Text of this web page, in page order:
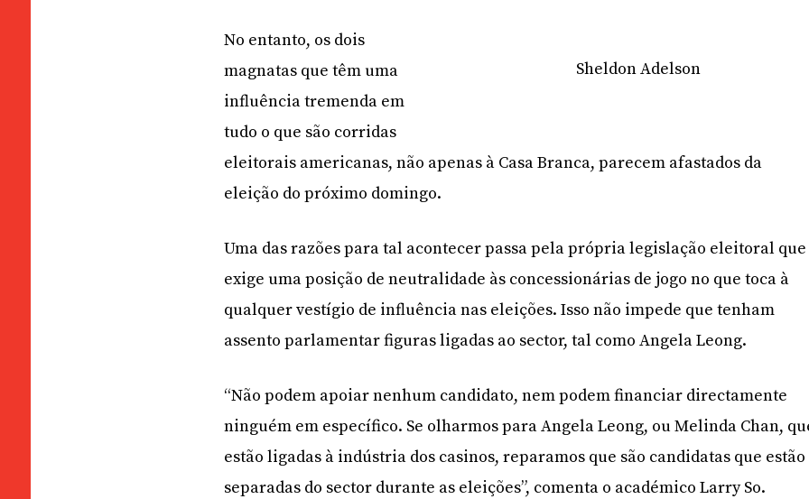
Sheldon Adelson
No entanto, os dois
magnatas que têm uma
influência tremenda em
tudo o que são corridas
eleitorais americanas, não apenas à Casa Branca, parecem afastados da
eleição do próximo domingo.
Uma das razões para tal acontecer passa pela própria legislação eleitoral que
exige uma posição de neutralidade às concessionárias de jogo no que toca à
qualquer vestígio de influência nas eleições. Isso não impede que tenham
assento parlamentar figuras ligadas ao sector, tal como Angela Leong.
“Não podem apoiar nenhum candidato, nem podem financiar directamente
ninguém em específico. Se olharmos para Angela Leong, ou Melinda Chan,
estão ligadas à indústria dos casinos, reparamos que são candidatas que estão
separadas do sector durante as eleições”, comenta o académico Larry So.